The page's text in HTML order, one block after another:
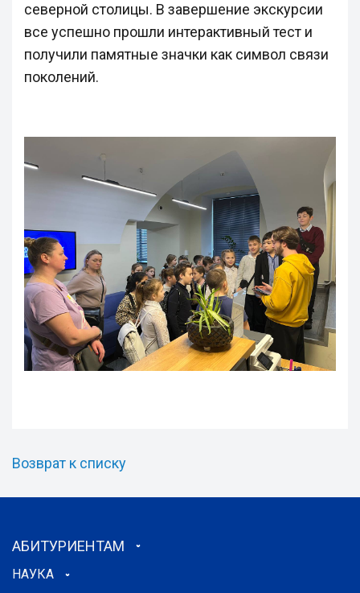
северной столицы. В завершение экскурсии
все успешно прошли интерактивный тест и
получили памятные значки как символ связи
поколений.
Возврат к списку
АБИТУРИЕНТАМ
НАУКА